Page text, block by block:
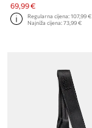
69,99 €
Regularna cijena:107,99 €
Najniža cijena:73,99 €